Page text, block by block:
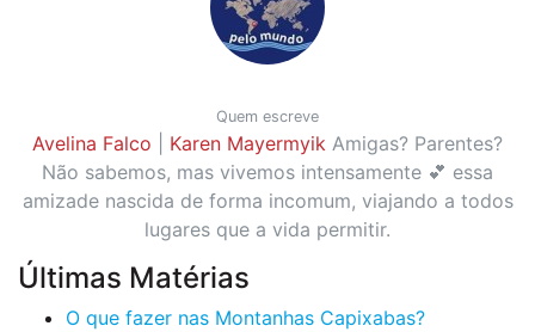
Quem escreve
Avelina Falco Karen Mayermyik Amigas? Parentes?
Não sabemos, mas vivemos intensamente 💕 essa
amizade nascida de forma incomum, viajando a todos
lugares que a vida permitir.
Últimas Matérias
O que fazer nas Montanhas Capixabas?